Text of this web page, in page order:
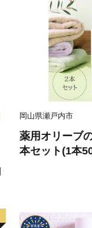
岡山県瀬戸内市
薬用オリーブ
本セット(1本